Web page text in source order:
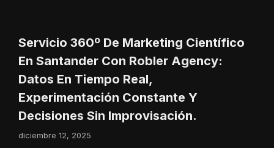
Servicio 360º De Marketing Científico
En Santander Con Robler Agency:
Datos En Tiempo Real,
Experimentación Constante Y
Decisiones Sin Improvisación.
diciembre 12, 2025